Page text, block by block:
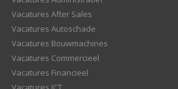
Vacatures After Sales
Vacatures Autoschade
Vacatures Bouwmachines
Vacatures Commercieel
Vacatures Financieel